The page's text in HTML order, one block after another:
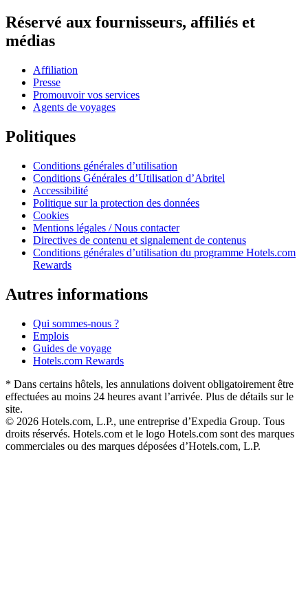
Réservé aux fournisseurs, affiliés et
médias
Affiliation
Presse
Promouvoir vos services
Agents de voyages
Politiques
Conditions générales d’utilisation
Conditions Générales d’Utilisation d’Abritel
Accessibilité
Politique sur la protection des données
Cookies
Mentions légales / Nous contacter
Directives de contenu et signalement de contenus
Conditions générales d’utilisation du programme Hotels.com
Rewards
Autres informations
Qui sommes-nous ?
Emplois
Guides de voyage
Hotels.com Rewards
* Dans certains hôtels, les annulations doivent obligatoirement être
effectuées au moins 24 heures avant l’arrivée. Plus de détails sur le
site.
© 2026 Hotels.com, L.P., une entreprise d’Expedia Group. Tous
droits réservés. Hotels.com et le logo Hotels.com sont des marques
commerciales ou des marques déposées d’Hotels.com, L.P.